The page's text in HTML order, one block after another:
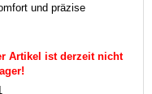
und präzise
Artikel ist derzeit nicht